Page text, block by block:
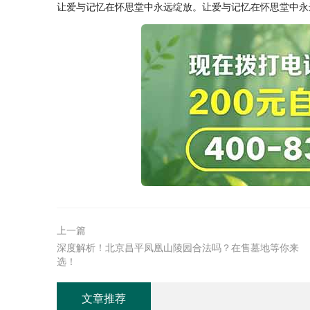
让爱与记忆在怀思堂中永远绽放。让爱与记忆在怀思堂中
上一篇
深度解析！北京昌平凤凰山陵园合法吗？在售墓地等你来
选！
文章推荐